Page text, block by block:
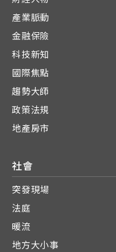
產業脈動
金融保險
科技新知
國際焦點
趨勢大師
政策法規
地產房市
社會
突發現場
法庭
暖流
地方大小事